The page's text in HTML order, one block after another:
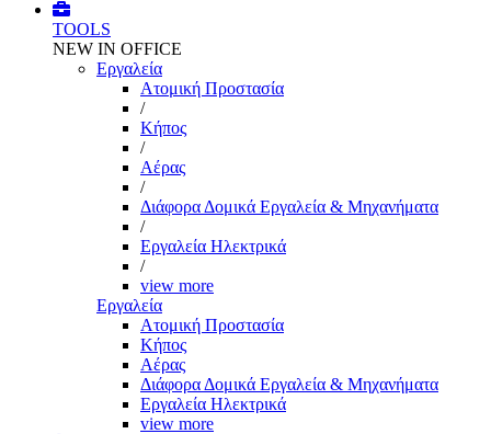
TOOLS
NEW IN OFFICE
Εργαλεία
Aτομική Προστασία
/
Kήπος
/
Αέρας
/
Διάφορα Δομικά Εργαλεία & Μηχανήματα
/
Εργαλεία Ηλεκτρικά
/
view more
Εργαλεία
Aτομική Προστασία
Kήπος
Αέρας
Διάφορα Δομικά Εργαλεία & Μηχανήματα
Εργαλεία Ηλεκτρικά
view more